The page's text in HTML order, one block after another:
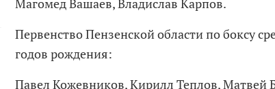
Магомед Вашаев, Владислав Карпов.
Первенство Пензенской области по боксу
годов рождения:
Павел Кожевников, Кирилл Теплов, Матвей